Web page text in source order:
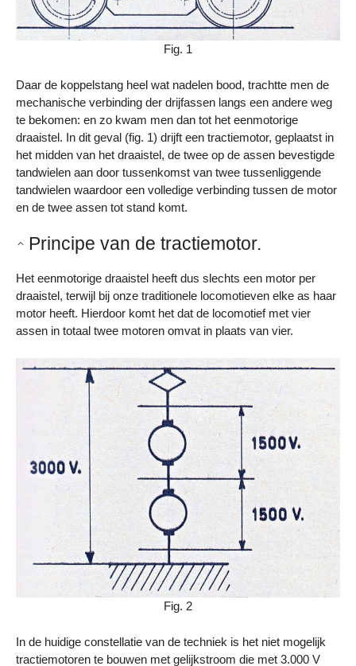
Fig. 1
Daar de koppelstang heel wat nadelen bood, trachtte men de
mechanische verbinding der drijfassen langs een andere weg
te bekomen: en zo kwam men dan tot het eenmotorige
draaistel. In dit geval (fig. 1) drijft een tractiemotor, geplaatst in
het midden van het draaistel, de twee op de assen bevestigde
tandwielen aan door tussenkomst van twee tussenliggende
tandwielen waardoor een volledige verbinding tussen de motor
en de twee assen tot stand komt.
Principe van de tractiemotor.
Het eenmotorige draaistel heeft dus slechts een motor per
draaistel, terwijl bij onze traditionele locomotieven elke as haar
motor heeft. Hierdoor komt het dat de locomotief met vier
assen in totaal twee motoren omvat in plaats van vier.
Fig. 2
In de huidige constellatie van de techniek is het niet mogelijk
tractiemotoren te bouwen met gelijkstroom die met 3.000 V